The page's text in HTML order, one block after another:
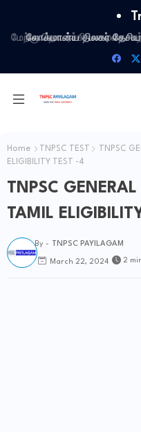
மேற்கு தொடர்ச்சி மலையை
Home TNPSC TEST
TNPSC
ELIGIBILITY TEST -4
TNPSC
TAMIL
By - TNPSC PAYILAGAM
March 22, 2024 2